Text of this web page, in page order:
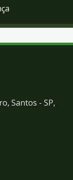
Santos - SP,